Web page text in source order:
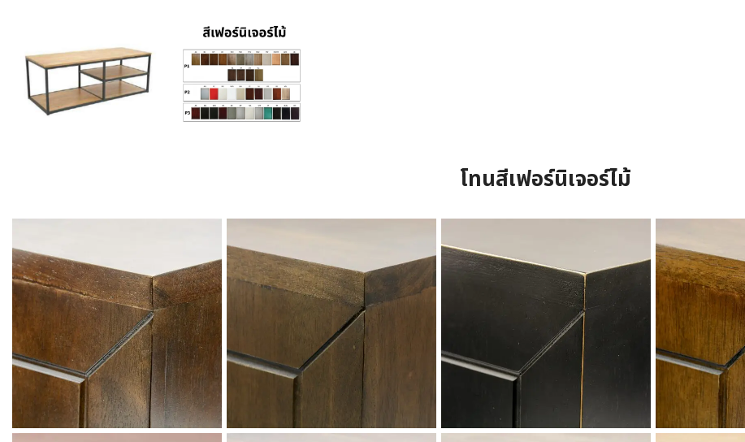
โทนสีเฟอร์นิเจอร์ไม้